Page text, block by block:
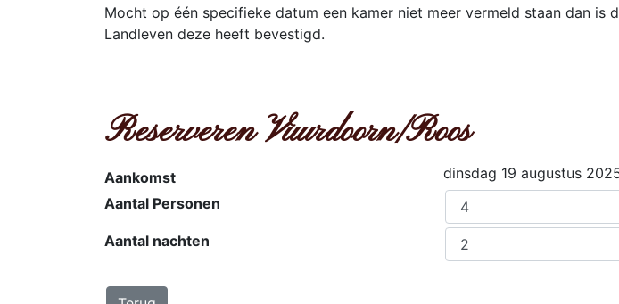
Mocht op één specifieke datum een kamer niet meer vermeld staan dan is
Landleven deze heeft bevestigd.
Reserveren Vuurdoorn/Roos
Aankomst
dinsdag 19 augustus
Aantal Personen
Aantal nachten